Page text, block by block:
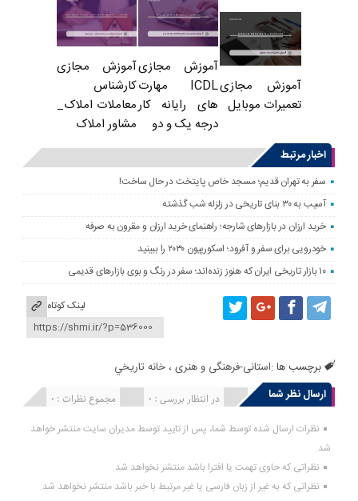
آموزش مجازی
تعمیرات موبایل
آموزش مجازی
ICDL مهارت
های رایانه کار
درجه یک و دو
آموزش مجازی
کارشناس
معاملات املاک_
مشاور املاک
اخبار مرتبط
سفر به تهران قدیم؛ مسجد خاص پایتخت در حال ساخت!
آسیب به ۳۰ بنای تاریخی در زلزله شب گذشته
خرید ارزان در بازارهای شارجه؛ راهنمای خرید ارزان و مقرون به صرفه
خودرویی برای سفر و آفرود؛ اسکورپیون ۲۰۳۰ را ببینید
۱۰ بازار تاریخی ایران که هنوز زنده‌اند؛ سفر در رنگ و بوی بازارهای قدیمی
لینک کوتاه
برچسب ها :استانی-فرهنگی و هنری ،خانه تاريخي
ارسال نظر شما
مجموع نظرات : 0 در انتظار بررسی : 0 انتشار یافته : 0
نظرات ارسال شده توسط شما، پس از تایید توسط مدیران سایت منتشر خواهد
شد.
نظراتی که حاوی تهمت یا افترا باشد منتشر نخواهد شد.
نظراتی که به غیر از زبان فارسی یا غیر مرتبط با خبر باشد منتشر نخواهد شد.